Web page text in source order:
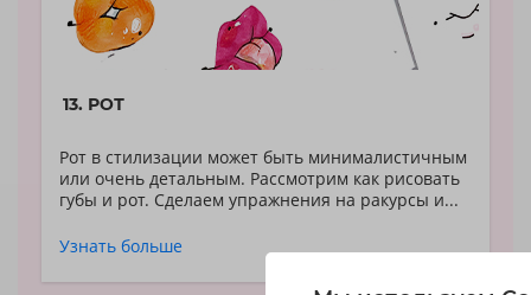
13. РОТ
Рот в стилизации может быть минималистичным
или очень детальным. Рассмотрим как рисовать
губы и рот. Сделаем упражнения на ракурсы и...
Узнать больше